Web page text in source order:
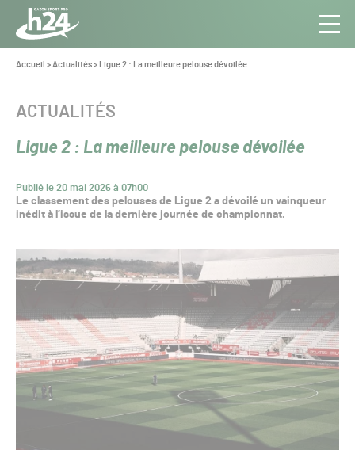
Panneau de gestion des cookies
Aller au contenu
Toute
l’info
Pro
Vous
Accueil >Actualités> Ligue 2 : La meilleure pelouse dévoilée
Ligue 2 : La meilleure pelouse dévoilée
Publié le 20 mai 2026 à 07h00
CATÉGORIE :
ACTUALITÉS
Le classement des pelouses de Ligue 2 a dévoilé un vainqueur
inédit à l’issue de la dernière journée de championnat.